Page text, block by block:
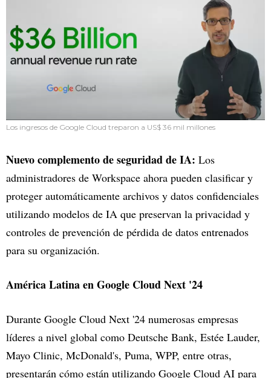
Los ingresos de Google Cloud treparon a US$ 36 mil millones
Nuevo complemento de seguridad de IA: Los
administradores de Workspace ahora pueden clasificar y
proteger automáticamente archivos y datos confidenciales
utilizando modelos de IA que preservan la privacidad y
controles de prevención de pérdida de datos entrenados
para su organización.
América Latina en Google Cloud Next '24
Durante Google Cloud Next '24 numerosas empresas
líderes a nivel global como Deutsche Bank, Estée Lauder,
Mayo Clinic, McDonald's, Puma, WPP, entre otras,
presentarán cómo están utilizando Google Cloud AI para